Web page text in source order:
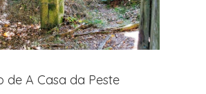
de A Casa da Peste